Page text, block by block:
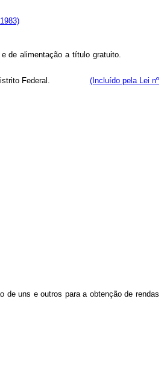
e de alimentação a título gratuito.
e do Distrito Federal. (Incluído pela Lei nº
de uns e outros para a obtenção de rendas